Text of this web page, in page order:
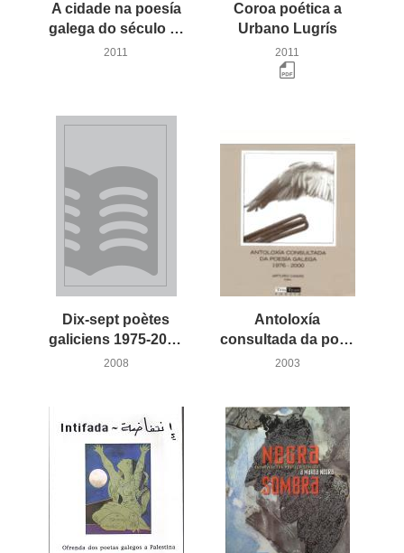
A cidade na poesía
galega do século XXI
2011
Coroa poética a
Urbano Lugrís
2011
Dix-sept poètes
galiciens 1975-2000. Dezasete poetas galegos 1975-2000
2008
Antoloxía
consultada da poesía galega 1976-2000
2003